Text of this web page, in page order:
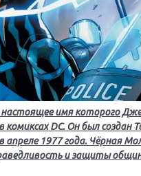
имя которого
комиксах DC. Он был
1977 года. Чёрная
и защиты